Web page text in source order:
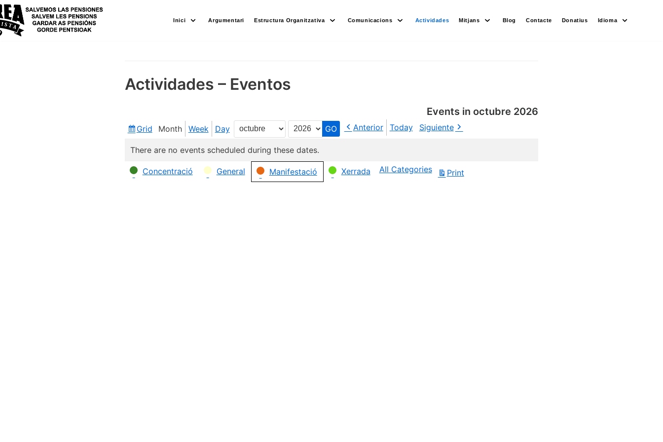
Skip
to
content
Inici Argumentari Estructura Organitzativa Comunicacions Actividades Mitjans Blog Contacte Donatius Idioma
Actividades – Eventos
Events in octubre 2026
View
Grid Month Week Day
Month
Year
Anterior Today Siguiente
There are no events scheduled during these dates.
Categories
Concentració General Manifestació Xerrada All Categories Print